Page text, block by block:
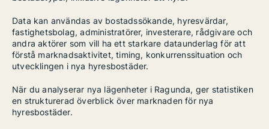
Data kan användas av bostadssökande, hyresvärdar,
fastighetsbolag, administratörer, investerare, rådgivare och
andra aktörer som vill ha ett starkare dataunderlag för att
förstå marknadsaktivitet, timing, konkurrenssituation och
utvecklingen i nya hyresbostäder.
När du analyserar nya lägenheter i Ragunda, ger statistiken
en strukturerad överblick över marknaden för nya
hyresbostäder.